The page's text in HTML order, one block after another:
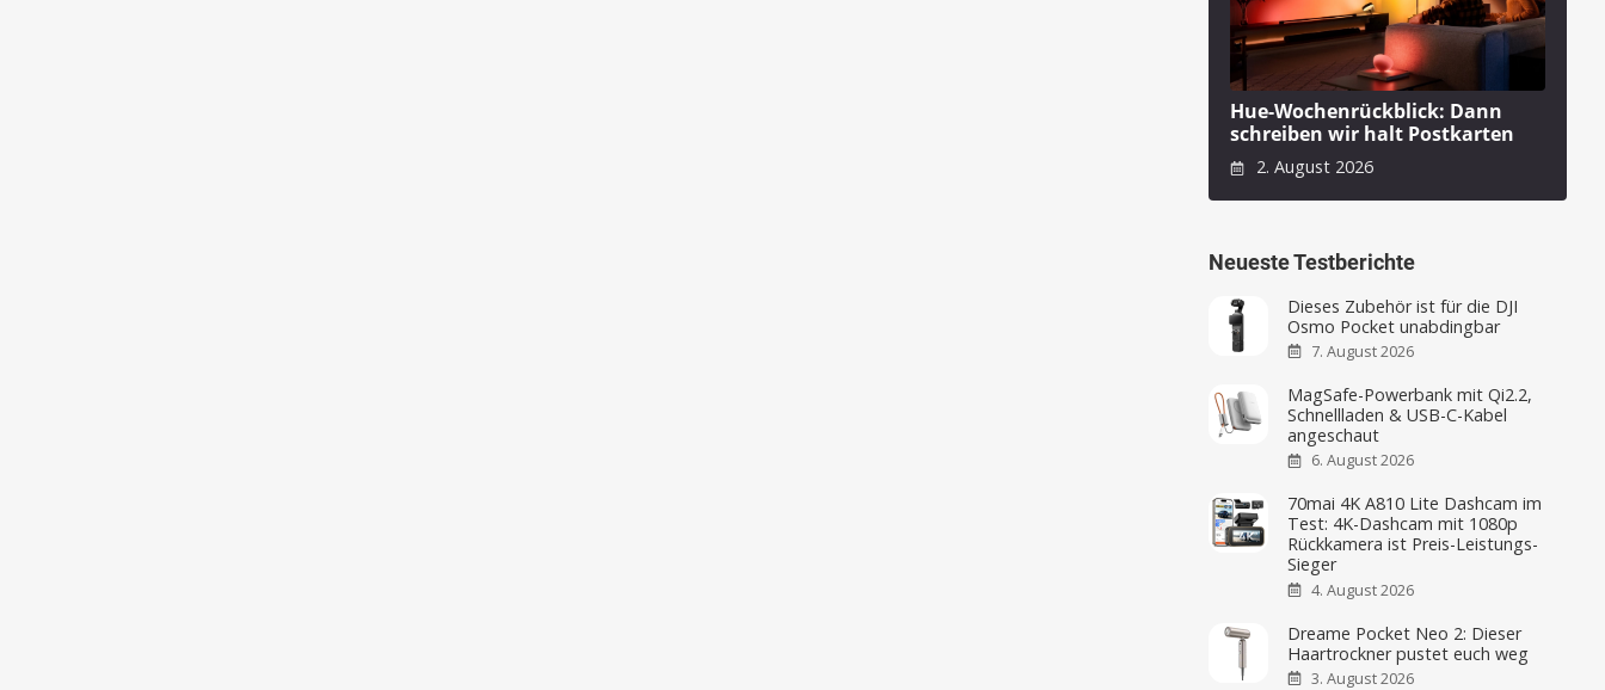
Hue-Wochenrückblick: Dann
schreiben wir halt Postkarten
2. August 2026
Neueste Testberichte
Dieses Zubehör ist für die DJI
Osmo Pocket unabdingbar
7. August 2026
MagSafe-Powerbank mit Qi2.2,
Schnellladen & USB-C-Kabel
angeschaut
6. August 2026
70mai 4K A810 Lite Dashcam im
Test: 4K-Dashcam mit 1080p
Rückkamera ist Preis-Leistungs-
Sieger
4. August 2026
Dreame Pocket Neo 2: Dieser
Haartrockner pustet euch weg
3. August 2026